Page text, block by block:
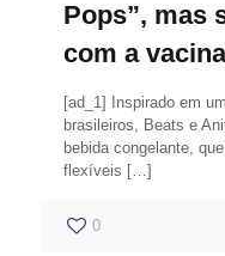
Pops”, mas
com a
[ad_1] Inspirado em
brasileiros, Beats e
bebida congelante,
flexíveis […]
0